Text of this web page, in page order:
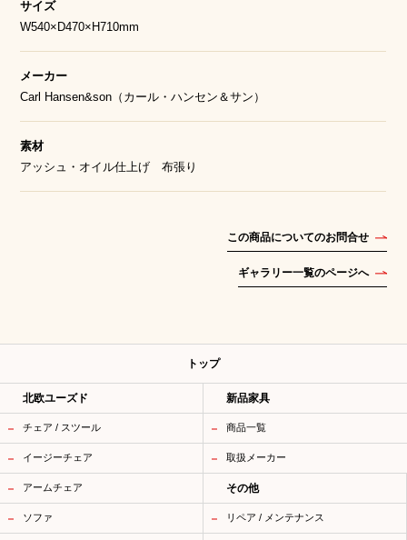
サイズ
W540×D470×H710mm
メーカー
Carl Hansen&son（カール・ハンセン＆サン）
素材
アッシュ・オイル仕上げ 布張り
この商品についてのお問合せ
ギャラリー一覧のページへ
トップ
北欧ユーズド
チェア / スツール
イージーチェア
アームチェア
ソファ
新品家具
商品一覧
取扱メーカー
その他
リペア / メンテナンス